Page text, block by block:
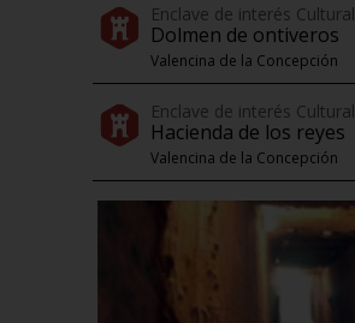
Enclave de interés Cultural
Dolmen de ontiveros
Valencina de la Concepción
Enclave de interés Cultural
Hacienda de los reyes
Valencina de la Concepción